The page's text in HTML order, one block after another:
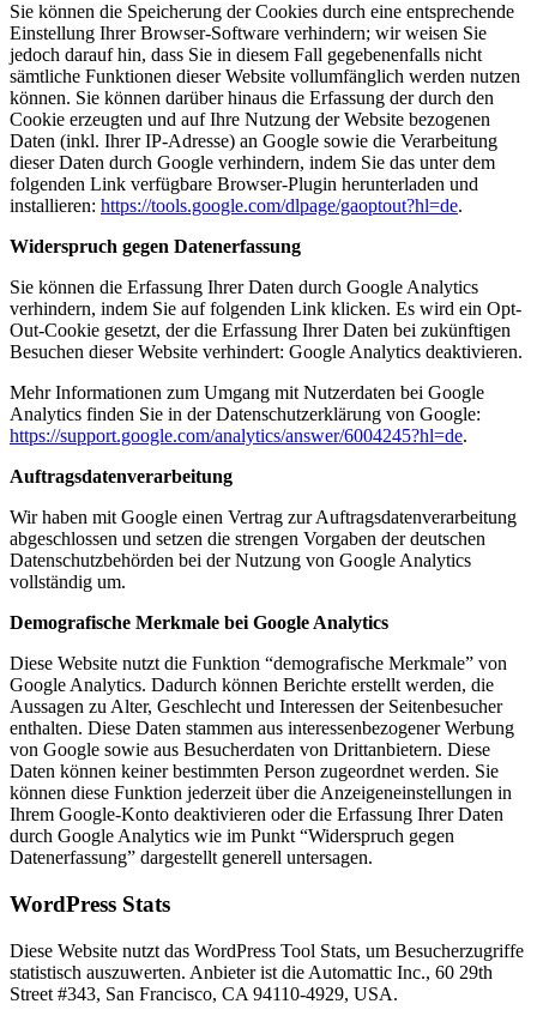
Sie können die Speicherung der Cookies durch eine entsprechende
Einstellung Ihrer Browser-Software verhindern; wir weisen Sie
jedoch darauf hin, dass Sie in diesem Fall gegebenenfalls nicht
sämtliche Funktionen dieser Website vollumfänglich werden nutzen
können. Sie können darüber hinaus die Erfassung der durch den
Cookie erzeugten und auf Ihre Nutzung der Website bezogenen
Daten (inkl. Ihrer IP-Adresse) an Google sowie die Verarbeitung
dieser Daten durch Google verhindern, indem Sie das unter dem
folgenden Link verfügbare Browser-Plugin herunterladen und
installieren: https://tools.google.com/dlpage/gaoptout?hl=de.
Widerspruch gegen Datenerfassung
Sie können die Erfassung Ihrer Daten durch Google Analytics
verhindern, indem Sie auf folgenden Link klicken. Es wird ein Opt-
Out-Cookie gesetzt, der die Erfassung Ihrer Daten bei zukünftigen
Besuchen dieser Website verhindert: Google Analytics deaktivieren.
Mehr Informationen zum Umgang mit Nutzerdaten bei Google
Analytics finden Sie in der Datenschutzerklärung von Google:
https://support.google.com/analytics/answer/6004245?hl=de.
Auftragsdatenverarbeitung
Wir haben mit Google einen Vertrag zur Auftragsdatenverarbeitung
abgeschlossen und setzen die strengen Vorgaben der deutschen
Datenschutzbehörden bei der Nutzung von Google Analytics
vollständig um.
Demografische Merkmale bei Google Analytics
Diese Website nutzt die Funktion “demografische Merkmale” von
Google Analytics. Dadurch können Berichte erstellt werden, die
Aussagen zu Alter, Geschlecht und Interessen der Seitenbesucher
enthalten. Diese Daten stammen aus interessenbezogener Werbung
von Google sowie aus Besucherdaten von Drittanbietern. Diese
Daten können keiner bestimmten Person zugeordnet werden. Sie
können diese Funktion jederzeit über die Anzeigeneinstellungen in
Ihrem Google-Konto deaktivieren oder die Erfassung Ihrer Daten
durch Google Analytics wie im Punkt “Widerspruch gegen
Datenerfassung” dargestellt generell untersagen.
WordPress Stats
Diese Website nutzt das WordPress Tool Stats, um Besucherzugriffe
statistisch auszuwerten. Anbieter ist die Automattic Inc., 60 29th
Street #343, San Francisco, CA 94110-4929, USA.